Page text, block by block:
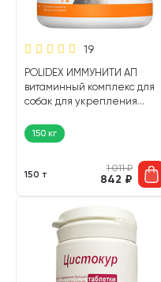
19
POLIDEX ИММУНИТИ АП
витаминный комплекс для
собак для укрепления
150 кг
150 т
1 011₽
842 ₽